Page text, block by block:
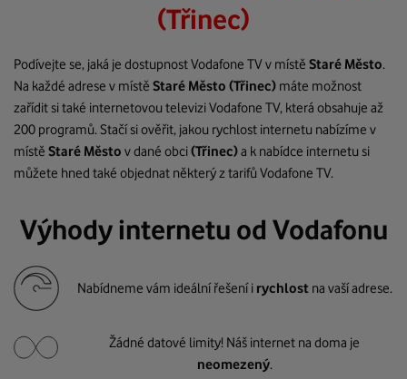
(Třinec)
Podívejte se, jaká je dostupnost Vodafone TV v místě Staré Město.
Na každé adrese v místě Staré Město (Třinec) máte možnost
zařídit si také internetovou televizi Vodafone TV, která obsahuje až
200 programů. Stačí si ověřit, jakou rychlost internetu nabízíme v
místě Staré Město v dané obci(Třinec)a k nabídce internetu si
můžete hned také objednat některý z tarifů Vodafone TV.
Výhody internetu od Vodafonu
Nabídneme vám ideální řešení i rychlost na vaší adrese.
Žádné datové limity! Náš internet na doma je
neomezený.